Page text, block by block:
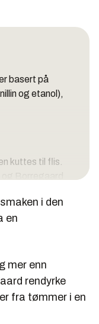
basert på
og etanol),
kuttes til flis.
frigjøres.
og rensetrinn
blant annet
ut i
(avluten)
til
i den
en
mer enn
rendyrke
fra tømmer i en